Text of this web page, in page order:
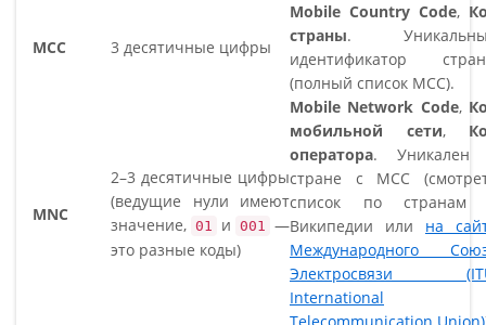
MCC 3 десятичные цифры
Mobile Country Code,
страны.
идентификатор
(полный список MCC).
MNC
2–3 десятичные цифры
(ведущие нули имеют
значение, 01 и 001 —
это разные коды)
Mobile Network Code,
мобильной сети,
оператора. Уникален
стране с MCC
список по странам
Википедии или на
Международного
Электросвязи
International